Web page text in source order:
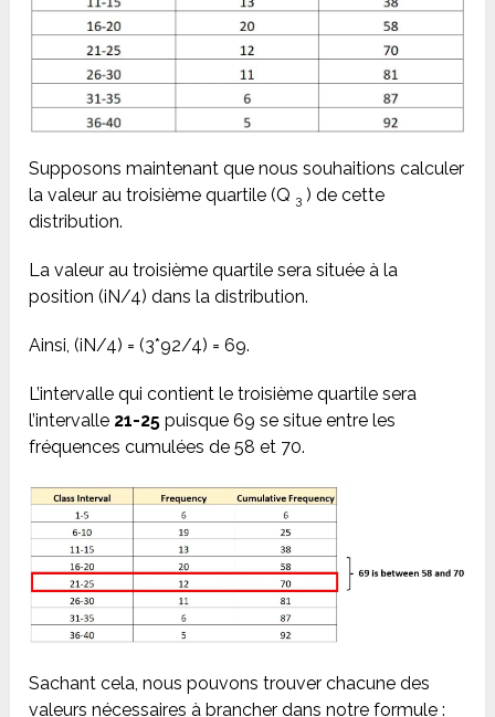
Supposons maintenant que nous souhaitions calculer
la valeur au troisième quartile (Q 3 ) de cette
distribution.
La valeur au troisième quartile sera située à la
position (iN/4) dans la distribution.
Ainsi, (iN/4) = (3*92/4) = 69.
L’intervalle qui contient le troisième quartile sera
l’intervalle 21-25 puisque 69 se situe entre les
fréquences cumulées de 58 et 70.
Sachant cela, nous pouvons trouver chacune des
valeurs nécessaires à brancher dans notre formule :